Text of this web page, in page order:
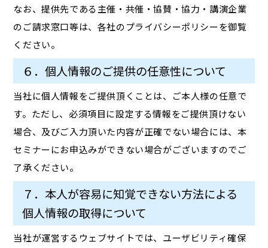
なお、提供先である主催・共催・協賛・協力・講演企業
のご請求窓口等は、各社のプライバシーポリシーを御覧
ください。
６．個人情報のご提供の任意性について
当社に個人情報をご提供頂くことは、ご本人様の任意で
す。ただし、必須項目に設定する情報をご提供頂けない
場合、及びご入力頂いた内容が正確でない場合には、本
セミナーにお申込みができない場合がございますのでご
了承ください。
７．本人が容易に知覚できない方法による
個人情報の取得について
当社が運営するウェブサイトでは、ユーザビリティ確保